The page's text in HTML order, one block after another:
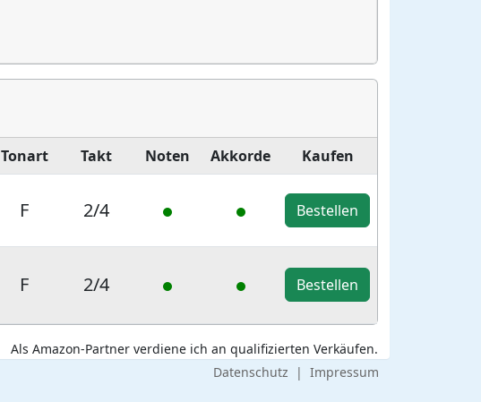
Tonart Takt Noten Akkorde Kaufen
F 2/4 Bestellen
F 2/4 Bestellen
Als Amazon-Partner verdiene ich an qualifizierten Verkäufen.
Datenschutz | Impressum